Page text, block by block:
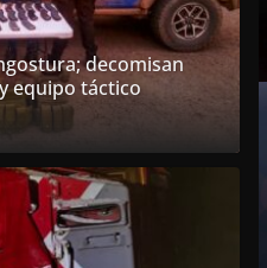
decomisan
equipo táctico